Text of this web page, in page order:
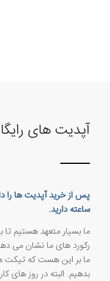
آپدیت های
ساعته دارید.
ما بسیار متعهد هستیم تا
رکورد های ما نشان می
بدهیم. البته در روز های